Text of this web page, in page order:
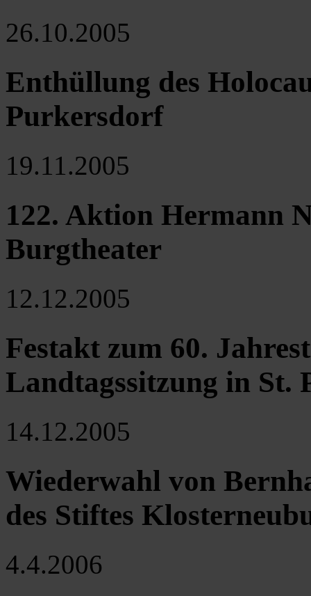
26.10.2005
Enthüllung des
Purkersdorf
19.11.2005
122. Aktion Hermann
Burgtheater
12.12.2005
Festakt zum 60.
Landtagssitzung in St.
14.12.2005
Wiederwahl von
des Stiftes
4.4.2006